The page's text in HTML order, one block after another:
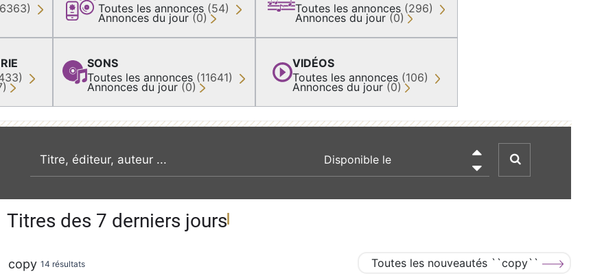
Toutes les annonces (54)
Annonces du jour (0)
SONS
Toutes les annonces (11641)
Annonces du jour (0)
Toutes les annonces (296)
Annonces du jour (0)
VIDÉOS
Toutes les annonces (106)
Annonces du jour (0)
recherche par mot clé

Titres des 7 derniers jours
copy 14 résultats Toutes les nouveautés ``copy``